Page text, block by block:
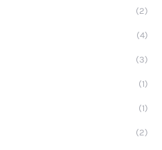
(2)
(4)
(3)
(1)
(1)
(2)